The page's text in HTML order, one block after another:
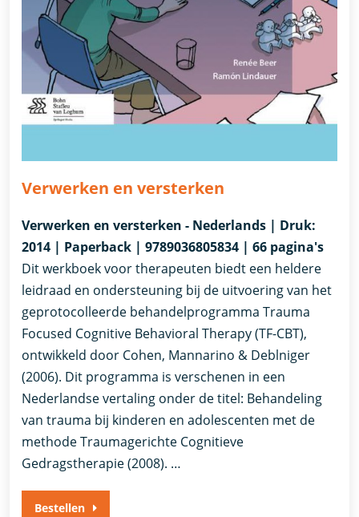
Verwerken en versterken
Verwerken en versterken - Nederlands | Druk:
2014 | Paperback | 9789036805834 | 66 pagina's
Dit werkboek voor therapeuten biedt een heldere
leidraad en ondersteuning bij de uitvoering van het
geprotocolleerde behandelprogramma Trauma
Focused Cognitive Behavioral Therapy (TF-CBT),
ontwikkeld door Cohen, Mannarino & Deblniger
(2006). Dit programma is verschenen in een
Nederlandse vertaling onder de titel: Behandeling
van trauma bij kinderen en adolescenten met de
methode Traumagerichte Cognitieve
Gedragstherapie (2008). …
Bestellen